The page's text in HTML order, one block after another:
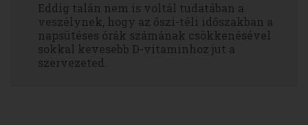
Eddig talán nem is voltál tudatában a
veszélynek, hogy az őszi-téli időszakban a
napsütéses órák számának csökkenésével
sokkal kevesebb D-vitaminhoz jut a
szervezeted.